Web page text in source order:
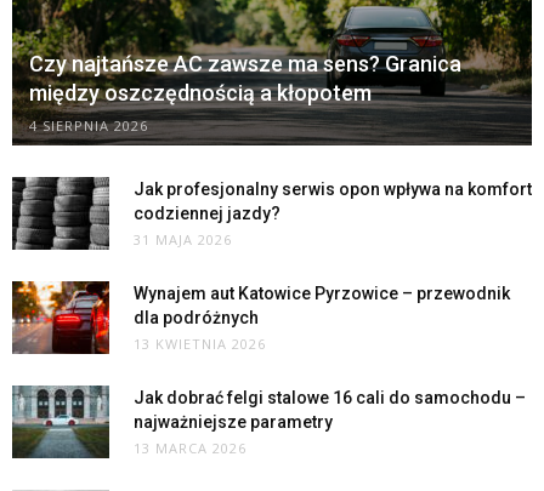
Czy najtańsze AC zawsze ma sens? Granica
między oszczędnością a kłopotem
4 SIERPNIA 2026
Jak profesjonalny serwis opon wpływa na komfort
codziennej jazdy?
31 MAJA 2026
Wynajem aut Katowice Pyrzowice – przewodnik
dla podróżnych
13 KWIETNIA 2026
Jak dobrać felgi stalowe 16 cali do samochodu –
najważniejsze parametry
13 MARCA 2026